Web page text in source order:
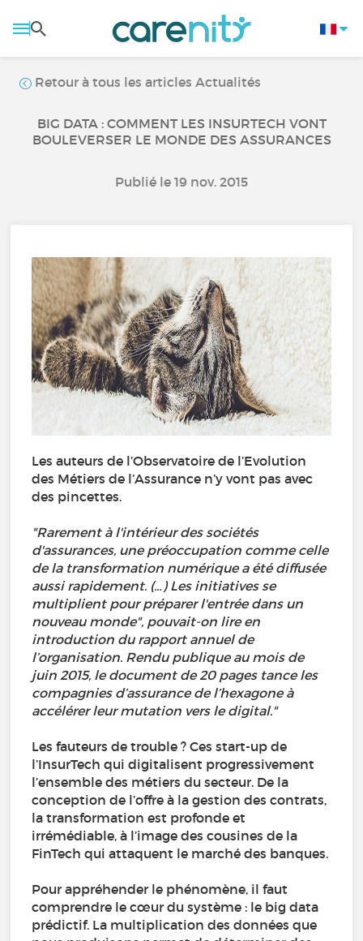
Retour à tous les articles Actualités
BIG DATA : COMMENT LES INSURTECH VONT
BOULEVERSER LE MONDE DES ASSURANCES
Publié le 19 nov. 2015
Les auteurs de l’Observatoire de l’Evolution
des Métiers de l’Assurance n’y vont pas avec
des pincettes.
"Rarement à l'intérieur des sociétés
d'assurances, une préoccupation comme celle
de la transformation numérique a été diffusée
aussi rapidement. (…) Les initiatives se
multiplient pour préparer l'entrée dans un
nouveau monde", pouvait-on lire en
introduction du rapport annuel de
l’organisation. Rendu publique au mois de
juin 2015, le document de 20 pages tance les
compagnies d’assurance de l’hexagone à
accélérer leur mutation vers le digital."
Les fauteurs de trouble ? Ces start-up de
l’InsurTech qui digitalisent progressivement
l’ensemble des métiers du secteur. De la
conception de l’offre à la gestion des contrats,
la transformation est profonde et
irrémédiable, à l’image des cousines de la
FinTech qui attaquent le marché des banques.
Pour appréhender le phénomène, il faut
comprendre le cœur du système : le big data
prédictif. La multiplication des données que